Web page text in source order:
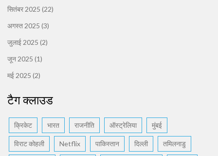
सितंबर 2025 (22)
अगस्त 2025 (3)
जुलाई 2025 (2)
जून 2025 (1)
मई 2025 (2)
टैग क्लाउड
क्रिकेट भारत राजनीति ऑस्ट्रेलिया मुंबई
विराट कोहली Netflix पाकिस्तान दिल्ली तमिलनाडु